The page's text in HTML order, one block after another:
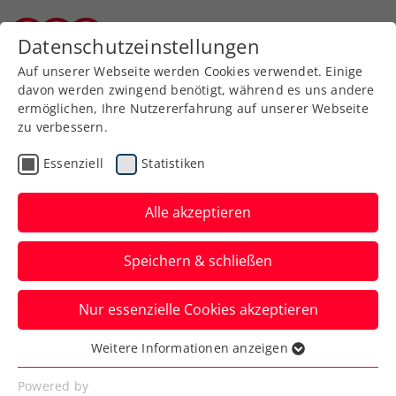
Zurück zur Newsübersicht
ATP
2 Roland-Garros-
Viertelfinalisten kommen
zum Generali Open
Kitzbühel
Zwei Hauptbewerbs-Wildcards für das
ATP-250-Turnier in Tirol stehen indes
schon fest und gehen an Österreicher.
Datenschutzeinstellungen
Auf unserer Webseite werden Cookies verwendet. Einige
davon werden zwingend benötigt, während es uns andere
ermöglichen, Ihre Nutzererfahrung auf unserer Webseite
zu verbessern.
Essenziell Statistiken
Alle akzeptieren
Speichern & schließen
Nur essenzielle Cookies akzeptieren
Essenziell
Essenzielle Cookies werden für grundlegende
Weitere Informationen anzeigen
Powered by